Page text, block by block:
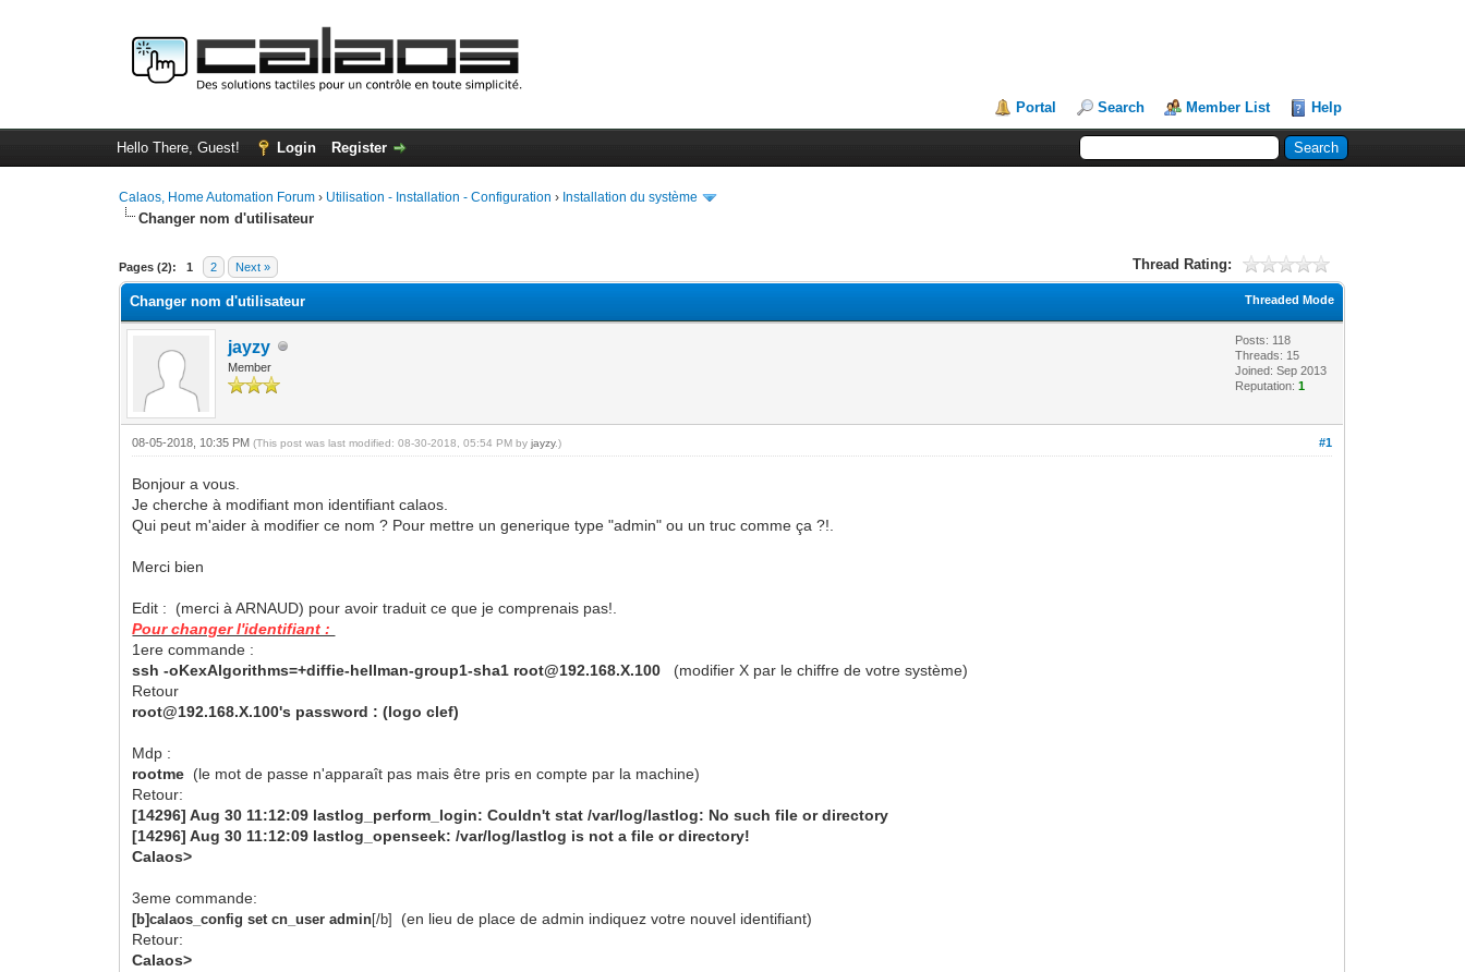
Portal Search Member List Help
Hello There, Guest! Login Register
Calaos, Home Automation Forum › Utilisation - Installation - Configuration › Installation du système
Changer nom d'utilisateur
Pages (2): 1 2 Next » Thread Rating:
0 Vote(s) - 0 Average
1
2
3
4
5
Threaded Mode
Changer nom d'utilisateur
jayzy
Member
Posts: 118
Threads: 15
Joined: Sep 2013
Reputation:1
#1
08-05-2018, 10:35 PM(This post was last modified: 08-30-2018, 05:54 PM byjayzy.)
Bonjour a vous.
Je cherche à modifiant mon identifiant calaos.
Qui peut m'aider à modifier ce nom ? Pour mettre un generique type "admin" ou un truc comme ça ?!.
Merci bien
Edit : (merci à ARNAUD) pour avoir traduit ce que je comprenais pas!.
Pour changer l'identifiant :
1ere commande :
ssh -oKexAlgorithms=+diffie-hellman-group1-sha1 root@192.168.X.100 (modifier X par le chiffre de votre système)
Retour
root@192.168.X.100's password : (logo clef)
Mdp :
rootme (le mot de passe n'apparaît pas mais être pris en compte par la machine)
Retour:
[14296] Aug 30 11:12:09 lastlog_perform_login: Couldn't stat /var/log/lastlog: No such file or directory
[14296] Aug 30 11:12:09 lastlog_openseek: /var/log/lastlog is not a file or directory!
Calaos>
3eme commande:
[b]calaos_config set cn_user admin[/b]
(en lieu de place de admin indiquez votre nouvel identifiant)
Retour:
Calaos>